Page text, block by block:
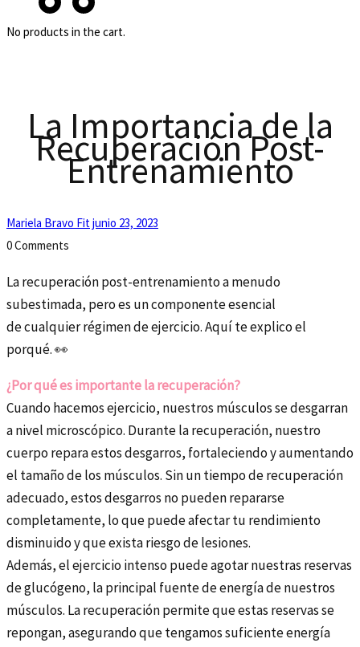
No products in the cart.
La Importancia de la
Recuperación Post-
Entrenamiento
Mariela Bravo Fit junio 23, 2023
0 Comments
La recuperación post-entrenamiento a menudo
subestimada, pero es un componente esencial
de cualquier régimen de ejercicio. Aquí te explico el
porqué. 👀
¿Por qué es importante la recuperación?
Cuando hacemos ejercicio, nuestros músculos se desgarran
a nivel microscópico. Durante la recuperación, nuestro
cuerpo repara estos desgarros, fortaleciendo y aumentando
el tamaño de los músculos. Sin un tiempo de recuperación
adecuado, estos desgarros no pueden repararse
completamente, lo que puede afectar tu rendimiento
disminuido y que exista riesgo de lesiones.
Además, el ejercicio intenso puede agotar nuestras reservas
de glucógeno, la principal fuente de energía de nuestros
músculos. La recuperación permite que estas reservas se
repongan, asegurando que tengamos suficiente energía